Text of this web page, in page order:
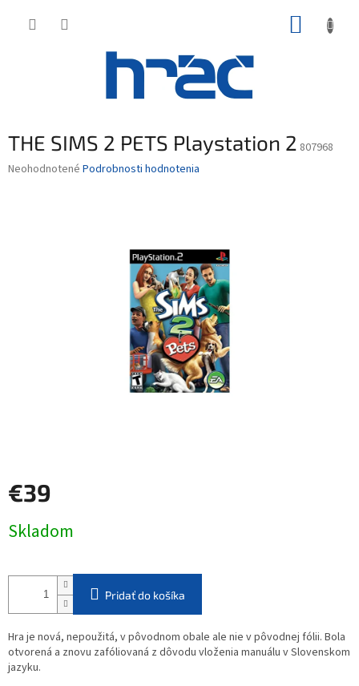
THE SIMS 2 PETS Playstation 2 807968
Priemerné
Neohodnotené Podrobnosti hodnotenia
€39
cena:
Skladom
Pridať do košíka
Hra je nová, nepoužitá, v pôvodnom obale ale nie v pôvodnej fólii. Bola
otvorená a znovu zafóliovaná z dôvodu vloženia manuálu v Slovenskom
jazyku.